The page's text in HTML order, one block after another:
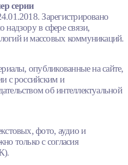
серии
Зарегистрировано
в сфере связи,
и массовых коммуникаций.
опубликованные на сайте,
с российским и
об интеллектуальной
фото, аудио и
только с согласия